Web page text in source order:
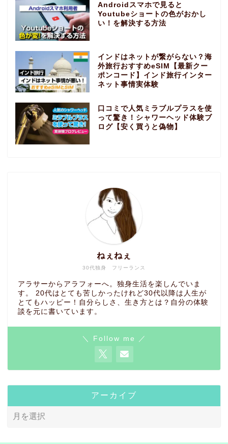
Androidスマホで見ると
Youtubeショートの色がおかし
い！を解決する方法
インドはネットが繋がらない？海
外旅行おすすめeSIM【最新クー
ポンコード】インド旅行インター
ネット事情実体験
口コミで人気ミラブルプラスを使
って驚き！シャワーヘッド体験ブ
ログ【安く買うと偽物】
30代独身 フリーランス
ねぇねぇ
アラサーからアラフォーへ。独身生活を楽しんでいま
す。 20代はとても苦しかったけれど30代以降は人生が
とてもハッピー！自分らしさ、生き方とは？自分の体験
談を元に書いています。
＼ Follow me ／
アーカイブ